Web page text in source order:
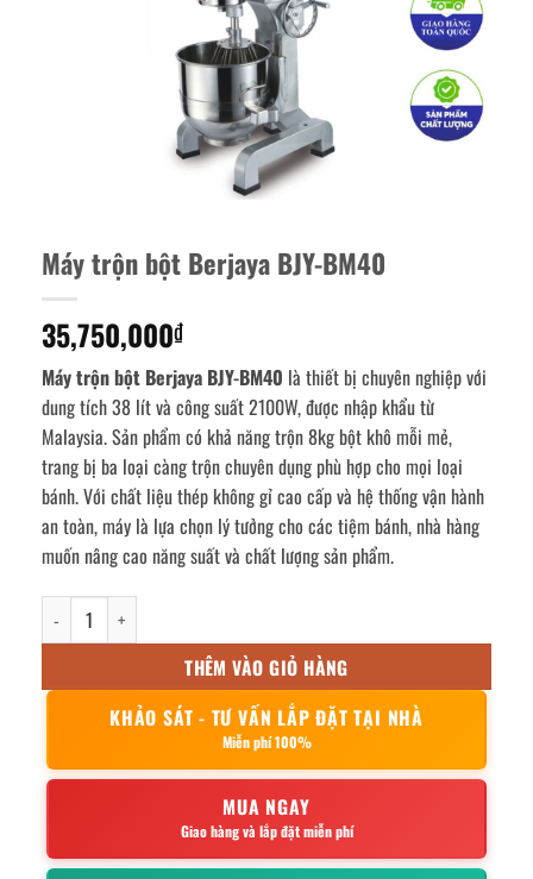
Máy trộn bột Berjaya BJY-BM40
35,750,000₫
Máy trộn bột Berjaya BJY-BM40 là thiết bị chuyên nghiệp với
dung tích 38 lít và công suất 2100W, được nhập khẩu từ
Malaysia. Sản phẩm có khả năng trộn 8kg bột khô mỗi mẻ,
trang bị ba loại càng trộn chuyên dụng phù hợp cho mọi loại
bánh. Với chất liệu thép không gỉ cao cấp và hệ thống vận hành
an toàn, máy là lựa chọn lý tưởng cho các tiệm bánh, nhà hàng
muốn nâng cao năng suất và chất lượng sản phẩm.
Máy trộn bột Berjaya BJY-BM40 số lượng
THÊM VÀO GIỎ HÀNG
KHẢO SÁT - TƯ VẤN LẮP ĐẶT TẠI NHÀ
Miễn phí 100%
MUA NGAY
Giao hàng và lắp đặt miễn phí